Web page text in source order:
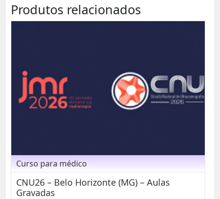
Produtos relacionados
Curso para médico
CNU26 – Belo Horizonte (MG) – Aulas
Gravadas